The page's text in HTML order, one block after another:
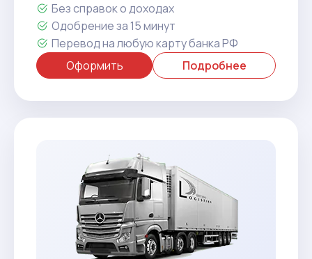
Без справок о доходах
Одобрение за 15 минут
Перевод на любую карту банка РФ
Оформить
Подробнее